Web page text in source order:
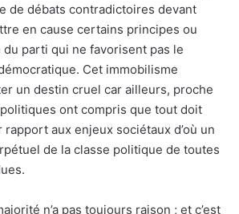
de débats contradictoires devant
en cause certains principes ou
parti qui ne favorisent pas le
Cet immobilisme
un destin cruel car ailleurs, proche
ont compris que tout doit
aux enjeux sociétaux d’où un
de la classe politique de toutes
n’a pas toujours raison ; et c’est